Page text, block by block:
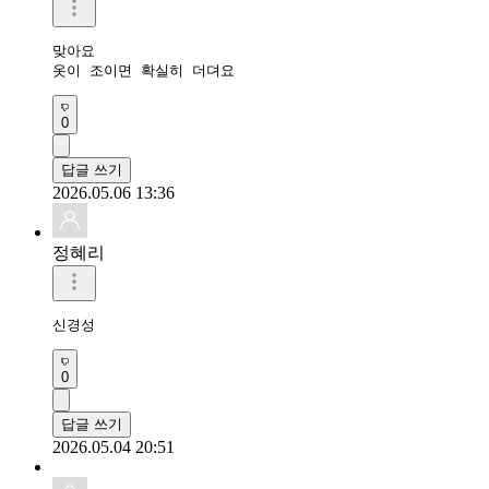
맞아요
옷이 조이면 확실히 더뎌요
0
답글 쓰기
2026.05.06 13:36
정혜리
신경성
0
답글 쓰기
2026.05.04 20:51